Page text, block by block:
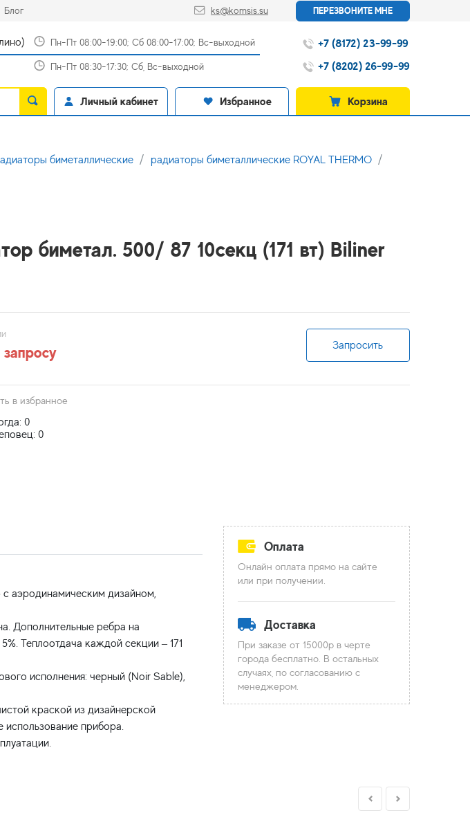
Блог(current) ks@komsis.su ПЕРЕЗВОНИТЕ МНЕ
Пн-Пт 08:00-19:00; Сб 08:00-17:00; Вс-выходной
Пн-Пт 08:30-17:30; Сб, Вс-выходной
+7 (8172) 23-99-99
+7 (8202) 26-99-99
Личный кабинет Избранное Корзина
биметаллические
радиаторы биметаллические ROYAL THERMO
биметал. 500/ 87 10секц (171 вт) Biliner
Запросить
в избранное
0
0
с аэродинамическим дизайном,
Дополнительные ребра на
Теплоотдача каждой секции – 171
исполнения: черный (Noir Sable),
краской из дизайнерской
использование прибора.
Оплата
Онлайн оплата прямо на сайте
или при получении.
Доставка
При заказе от 15000р в черте
города бесплатно. В остальных
случаях, по согласованию с
менеджером.